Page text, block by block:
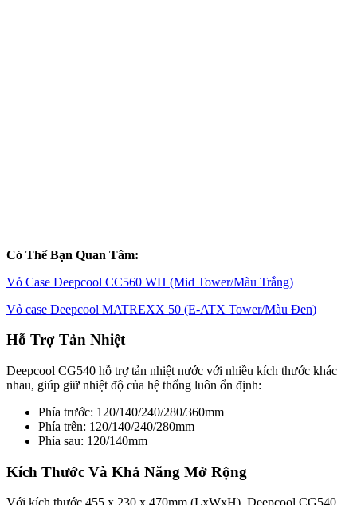
Có Thể Bạn Quan Tâm:
Vỏ Case Deepcool CC560 WH (Mid Tower/Màu Trắng)
Vỏ case Deepcool MATREXX 50 (E-ATX Tower/Màu Đen)
Hỗ Trợ Tản Nhiệt
Deepcool CG540 hỗ trợ tản nhiệt nước với nhiều kích thước khác
nhau, giúp giữ nhiệt độ của hệ thống luôn ổn định:
Phía trước: 120/140/240/280/360mm
Phía trên: 120/140/240/280mm
Phía sau: 120/140mm
Kích Thước Và Khả Năng Mở Rộng